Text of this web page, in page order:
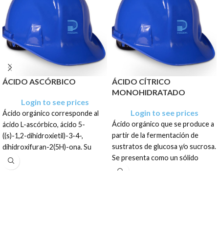
ÁCIDO ASCÓRBICO
Login to see prices
Ácido orgánico corresponde al
ácido L-ascórbico, ácido 5-
((s)-1,2-dihidroxietil)-3-4-,
dihidroxifuran-2(5H)-ona. Su
fórmula es C6H8O6, se presenta
como un
ÁCIDO CÍTRICO
MONOHIDRATADO
Login to see prices
Ácido orgánico que se produce a
partir de la fermentación de
sustratos de glucosa y/o sucrosa.
Se presenta como un sólido
cristalino blanco o incoloro.